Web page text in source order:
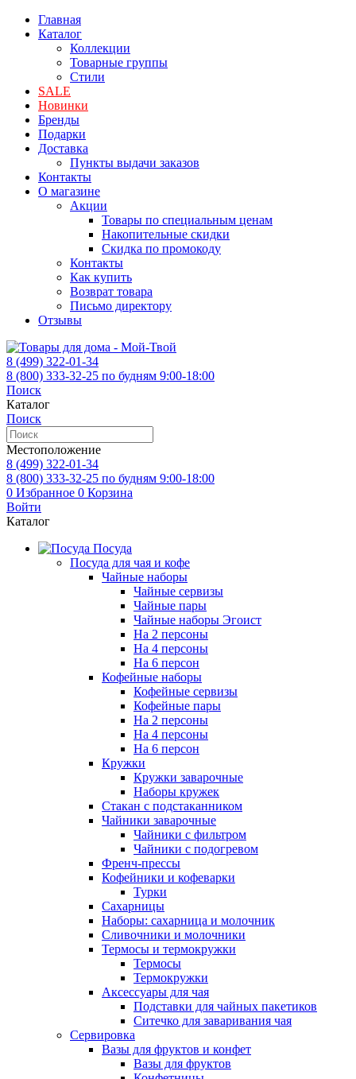
Главная
Каталог
Коллекции
Товарные группы
Стили
SALE
Новинки
Бренды
Подарки
Доставка
Пункты выдачи заказов
Контакты
О магазине
Акции
Товары по специальным ценам
Накопительные скидки
Скидка по промокоду
Контакты
Как купить
Возврат товара
Письмо директору
Отзывы
8 (499) 322-01-34
8 (800) 333-32-25 по будням 9:00-18:00
Поиск
Каталог
Поиск
Местоположение
8 (499) 322-01-34
8 (800) 333-32-25 по будням 9:00-18:00
0 Избранное 0 Корзина
Войти
Каталог
Посуда
Посуда для чая и кофе
Чайные наборы
Чайные сервизы
Чайные пары
Чайные наборы Эгоист
На 2 персоны
На 4 персоны
На 6 персон
Кофейные наборы
Кофейные сервизы
Кофейные пары
На 2 персоны
На 4 персоны
На 6 персон
Кружки
Кружки заварочные
Наборы кружек
Стакан с подстаканником
Чайники заварочные
Чайники с фильтром
Чайники с подогревом
Френч-прессы
Кофейники и кофеварки
Турки
Сахарницы
Наборы: сахарница и молочник
Сливочники и молочники
Термосы и термокружки
Термосы
Термокружки
Аксессуары для чая
Подставки для чайных пакетиков
Ситечко для заваривания чая
Сервировка
Вазы для фруктов и конфет
Вазы для фруктов